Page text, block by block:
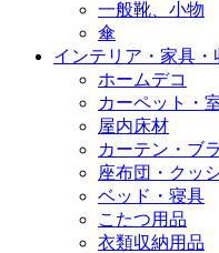
一般靴、小物
傘
インテリア・家具・
ホームデコ
カーペット・
屋内床材
カーテン・ブ
座布団・クッ
ベッド・寝具
こたつ用品
衣類収納用品